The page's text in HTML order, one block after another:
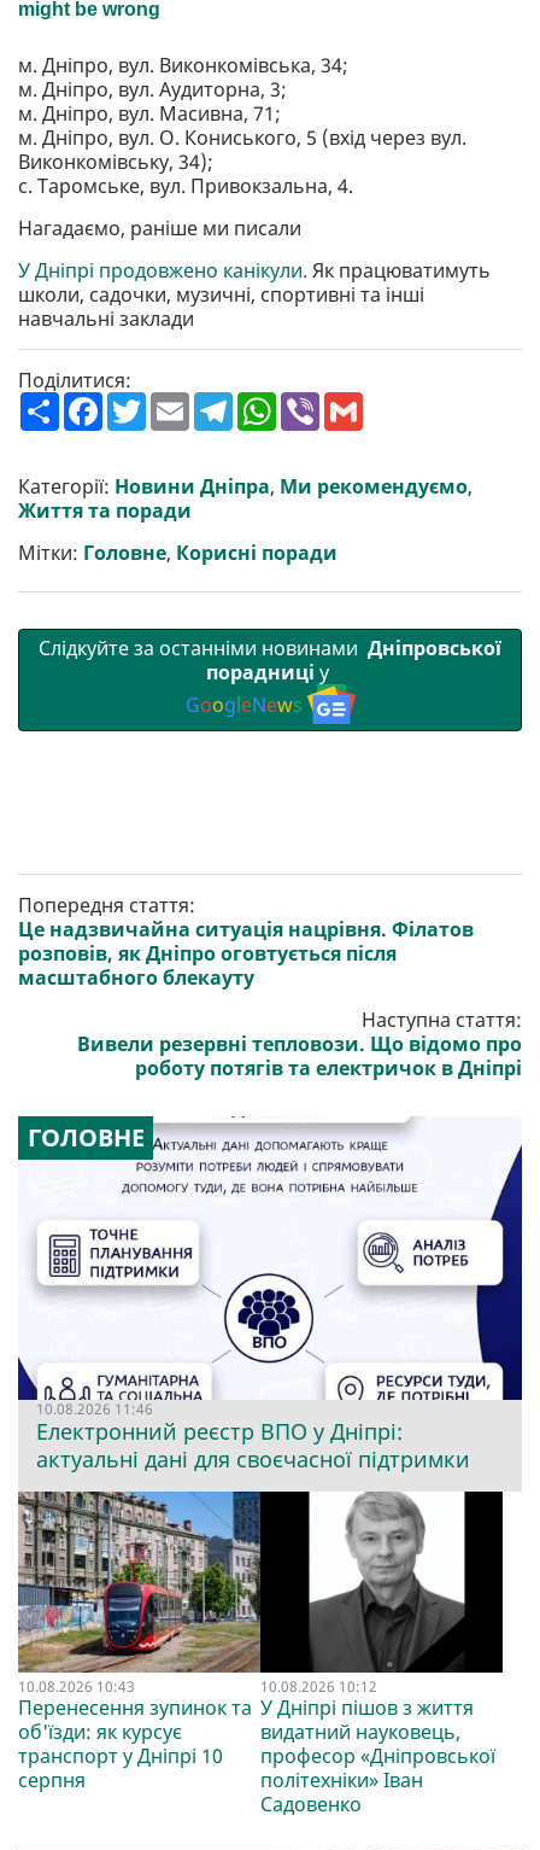
м. Дніпро, вул. Виконкомівська, 34;
м. Дніпро, вул. Аудиторна, 3;
м. Дніпро, вул. Масивна, 71;
м. Дніпро, вул. О. Кониського, 5 (вхід через вул.
Виконкомівську, 34);
с. Таромське, вул. Привокзальна, 4.
Нагадаємо, раніше ми писали
У Дніпрі продовжено канікули. Як працюватимуть
школи, садочки, музичні, спортивні та інші
навчальні заклади
Поділитися:
П
о
р
и
т
F
a
b
o
o
T
w
t
e
r
E
m
l
T
e
g
r
W
h
s
A
V
r l
Категорії: Новини Дніпра, Ми рекомендуємо,
Життя та поради
Мітки: Головне, Корисні поради
Слідкуйте за останніми новинами Дніпровської
порадниці у
GoogleNews
Попередня стаття:
Це надзвичайна ситуація нацрівня. Філатов
розповів, як Дніпро оговтується після
масштабного блекауту
Наступна стаття:
Вивели резервні тепловози. Що відомо про
роботу потягів та електричок в Дніпрі
ГОЛОВНЕ
10.08.2026 11:46
Електронний реєстр ВПО у Дніпрі:
актуальні дані для своєчасної підтримки
10.08.2026 10:43
Перенесення зупинок та
об'їзди: як курсує
транспорт у Дніпрі 10
серпня
10.08.2026 10:12
У Дніпрі пішов з життя
видатний науковець,
професор «Дніпровської
політехніки» Іван
Садовенко